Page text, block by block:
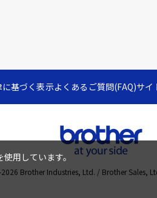
基づく表示よくあるご質問(FAQ)サイ
2026 Brother Industries, Ltd. / Brother Sales,
用しています。